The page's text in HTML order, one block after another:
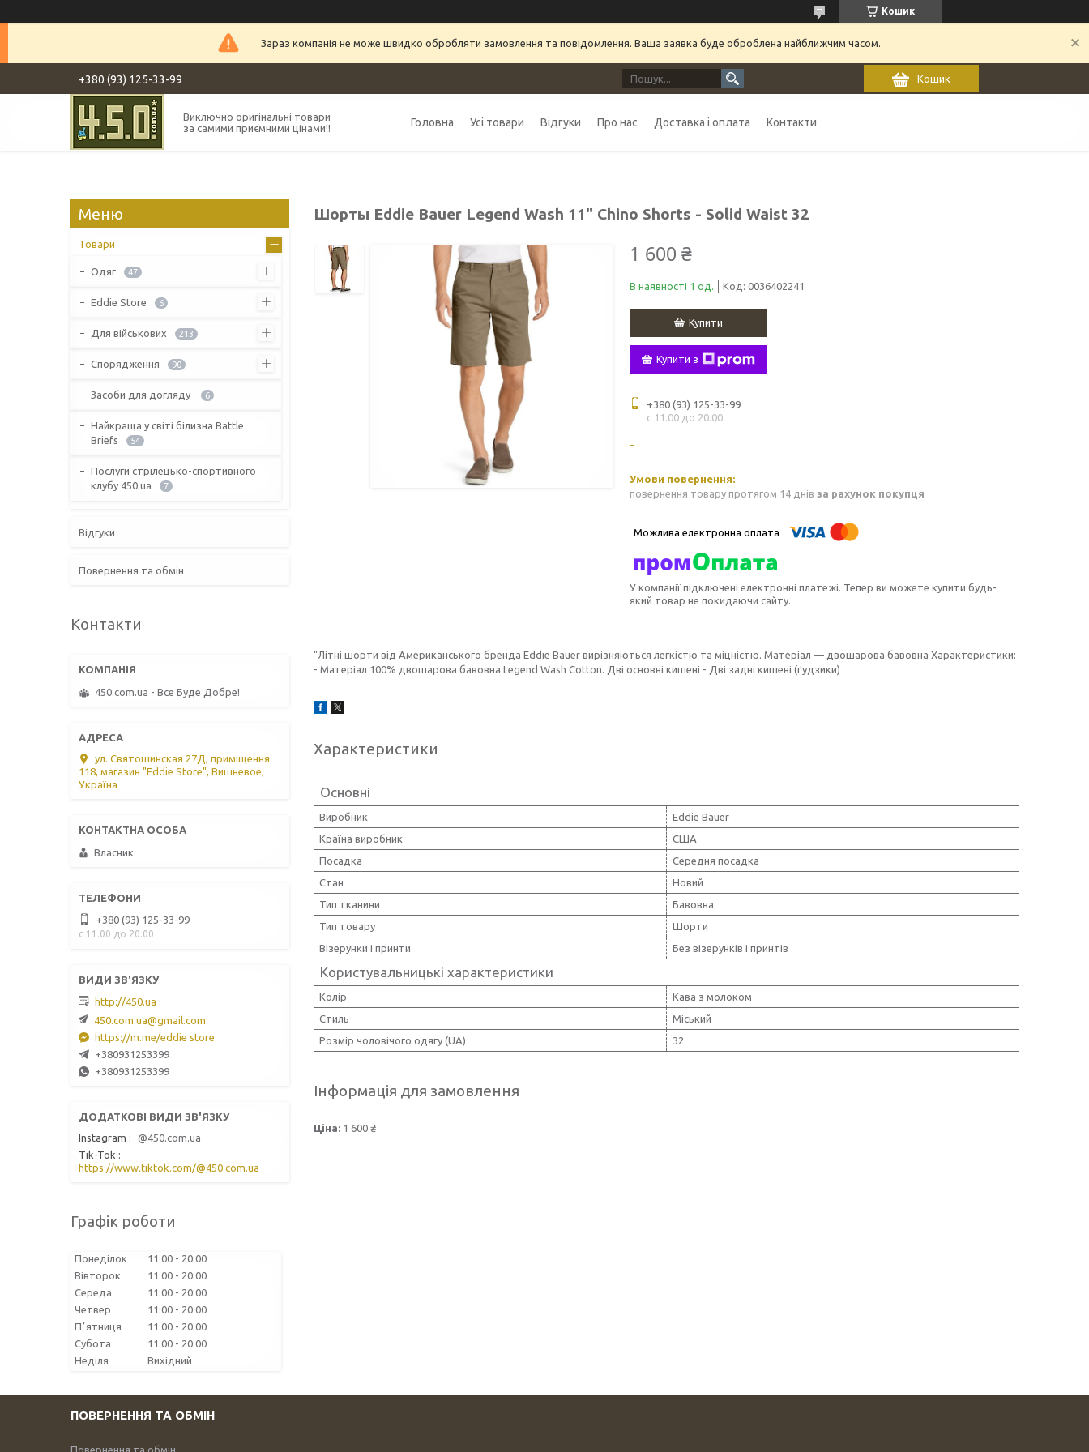
Кошик
Зараз компанія не може швидко обробляти замовлення та повідомлення. Ваша заявка буде оброблена найближчим часом.
+380 (93) 125-33-99 Кошик
Виключно оригінальні товари
за самими приємними цінами!!
Головна Усі товари Відгуки Про нас Доставка і оплата Контакти
Шорты Eddie Bauer Legend Wash 11" Chino Shorts - Solid Waist 32
1 600 ₴
В наявності 1 од. Код: 0036402241
Купити
Купити з
+380 (93) 125-33-99
с 11.00 до 20.00
повернення товару протягом 14 днів за рахунок покупця
У компанії підключені електронні платежі. Тепер ви можете купити будь-
який товар не покидаючи сайту.
"Літні шорти від Американського бренда Eddie Bauer вирізняються легкістю та міцністю. Матеріал — двошарова бавовна Характеристики:
- Матеріал 100% двошарова бавовна Legend Wash Cotton. Дві основні кишені - Дві задні кишені (ґудзики)
Характеристики
Основні
Виробник
Eddie Bauer
Країна виробник
США
Посадка
Середня посадка
Стан
Новий
Тип тканини
Бавовна
Тип товару
Шорти
Візерунки і принти
Без візерунків і принтів
Користувальницькі характеристики
Колір
Кава з молоком
Стиль
Міський
Розмір чоловічого одягу (UA)
32
Інформація для замовлення
Ціна: 1 600 ₴
Товари
Одяг 47
Eddie Store 6
Для військових 213
Спорядження 90
Засоби для догляду 6
Найкраща у світі білизна Battle
Briefs
54
Послуги стрілецько-спортивного
клубу 450.ua
7
Відгуки
Повернення та обмін
Контакти
450.com.ua - Все Буде Добре!
ул. Святошинская 27Д, приміщення
118, магазин "Eddie Store", Вишневое,
Україна
Власник
+380 (93) 125-33-99
с 11.00 до 20.00
http://450.ua
450.com.ua@gmail.com
https://m.me/eddie store
+380931253399
+380931253399
Instagram
@450.com.ua
Tik-Tok
https://www.tiktok.com/@450.com.ua
Графік роботи
Понеділок 11:00
20:00
Вівторок
11:00
20:00
Середа
11:00
20:00
Четвер
11:00
20:00
Пʼятниця
11:00
20:00
Субота
11:00
20:00
Неділя
Вихідний
ПОВЕРНЕННЯ ТА ОБМІН
Повернення та обмін